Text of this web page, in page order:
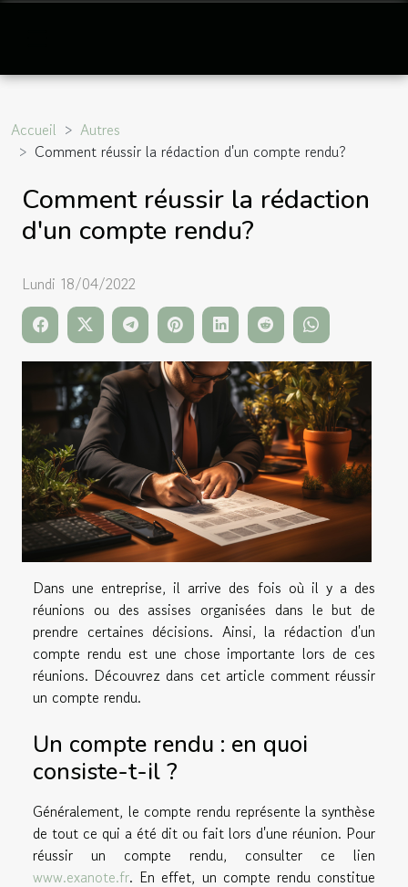
Accueil
Autres
Comment réussir la rédaction d'un compte rendu?
Comment réussir la rédaction
d'un compte rendu?
Lundi 18/04/2022
Dans une entreprise, il arrive des fois où il y a des
réunions ou des assises organisées dans le but de
prendre certaines décisions. Ainsi, la rédaction d'un
compte rendu est une chose importante lors de ces
réunions. Découvrez dans cet article comment réussir
un compte rendu.
Un compte rendu : en quoi
consiste-t-il ?
Généralement, le compte rendu représente la synthèse
de tout ce qui a été dit ou fait lors d'une réunion. Pour
réussir un compte rendu, consulter ce lien
www.exanote.fr. En effet, un compte rendu constitue